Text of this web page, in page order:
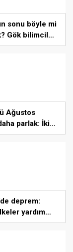
sonu böyle mi
Gök bilimciler
yıldızın
Ağustos
parlak: İki
deprem:
yardım